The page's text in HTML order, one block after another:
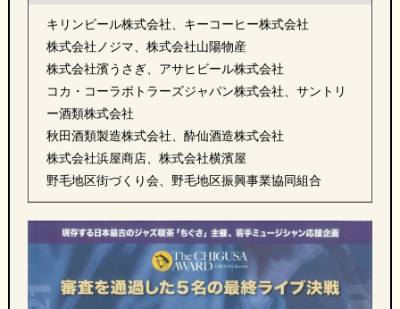
キリンビール株式会社、キーコーヒー株式会社
株式会社ノジマ、株式会社山陽物産
株式会社濱うさぎ、アサヒビール株式会社
コカ・コーラボトラーズジャパン株式会社、サントリ
ー酒類株式会社
秋田酒類製造株式会社、酔仙酒造株式会社
株式会社浜屋商店、株式会社横濱屋
野毛地区街づくり会、野毛地区振興事業協同組合